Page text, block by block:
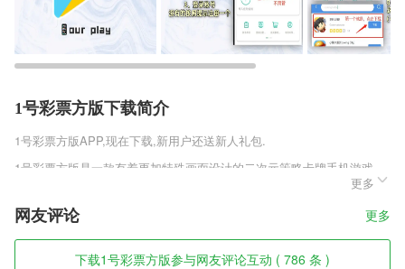
1号彩票方版下载简介
1号彩票方版APP,现在下载,新用户还送新人礼包.
1号彩票方版是一款有着更加特殊画面设计的二次元策略卡牌手机游戏，
本作是第二次开服，修复了上次开服时出现的各类不同的问题，同时也加
入了大量玩家需要的模式，让游戏的可玩性变得更高。传统的魔幻冒险设
定，有着更加独特的战斗和养成玩法。
1号彩票方版软件特色
更多
网友评论 更多
下载1号彩票方版参与网友评论互动 ( 786 条 )